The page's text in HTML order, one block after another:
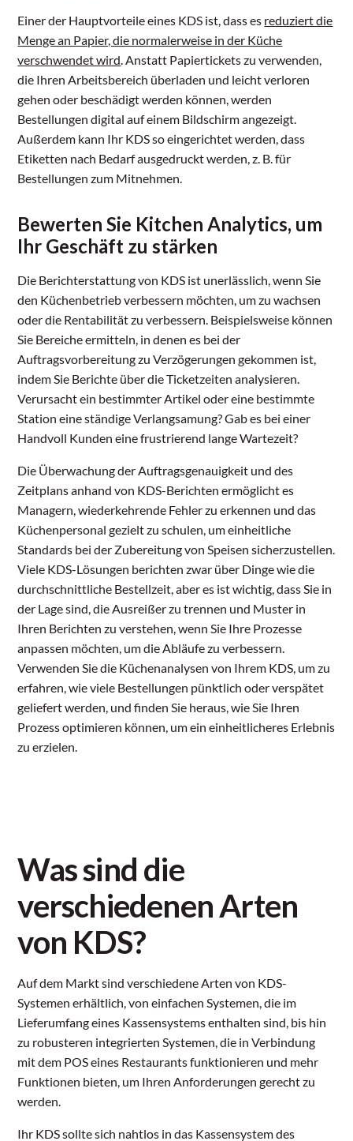
Einer der Hauptvorteile eines KDS ist, dass es reduziert die
Menge an Papier, die normalerweise in der Küche
verschwendet wird. Anstatt Papiertickets zu verwenden,
die Ihren Arbeitsbereich überladen und leicht verloren
gehen oder beschädigt werden können, werden
Bestellungen digital auf einem Bildschirm angezeigt.
Außerdem kann Ihr KDS so eingerichtet werden, dass
Etiketten nach Bedarf ausgedruckt werden, z. B. für
Bestellungen zum Mitnehmen.
Bewerten Sie Kitchen Analytics, um
Ihr Geschäft zu stärken
Die Berichterstattung von KDS ist unerlässlich, wenn Sie
den Küchenbetrieb verbessern möchten, um zu wachsen
oder die Rentabilität zu verbessern. Beispielsweise können
Sie Bereiche ermitteln, in denen es bei der
Auftragsvorbereitung zu Verzögerungen gekommen ist,
indem Sie Berichte über die Ticketzeiten analysieren.
Verursacht ein bestimmter Artikel oder eine bestimmte
Station eine ständige Verlangsamung? Gab es bei einer
Handvoll Kunden eine frustrierend lange Wartezeit?
Die Überwachung der Auftragsgenauigkeit und des
Zeitplans anhand von KDS-Berichten ermöglicht es
Managern, wiederkehrende Fehler zu erkennen und das
Küchenpersonal gezielt zu schulen, um einheitliche
Standards bei der Zubereitung von Speisen sicherzustellen.
Viele KDS-Lösungen berichten zwar über Dinge wie die
durchschnittliche Bestellzeit, aber es ist wichtig, dass Sie in
der Lage sind, die Ausreißer zu trennen und Muster in
Ihren Berichten zu verstehen, wenn Sie Ihre Prozesse
anpassen möchten, um die Abläufe zu verbessern.
Verwenden Sie die Küchenanalysen von Ihrem KDS, um zu
erfahren, wie viele Bestellungen pünktlich oder verspätet
geliefert werden, und finden Sie heraus, wie Sie Ihren
Prozess optimieren können, um ein einheitlicheres Erlebnis
zu erzielen.
Was sind die
verschiedenen Arten
von KDS?
Auf dem Markt sind verschiedene Arten von KDS-
Systemen erhältlich, von einfachen Systemen, die im
Lieferumfang eines Kassensystems enthalten sind, bis hin
zu robusteren integrierten Systemen, die in Verbindung
mit dem POS eines Restaurants funktionieren und mehr
Funktionen bieten, um Ihren Anforderungen gerecht zu
werden.
Ihr KDS sollte sich nahtlos in das Kassensystem des